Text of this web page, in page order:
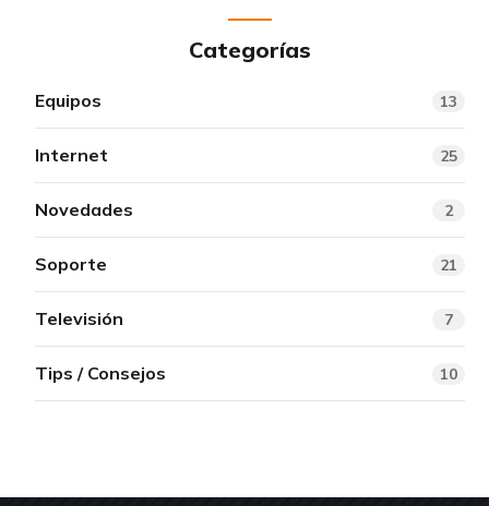
Categorías
Equipos 13
Internet 25
Novedades 2
Soporte 21
Televisión 7
Tips / Consejos 10